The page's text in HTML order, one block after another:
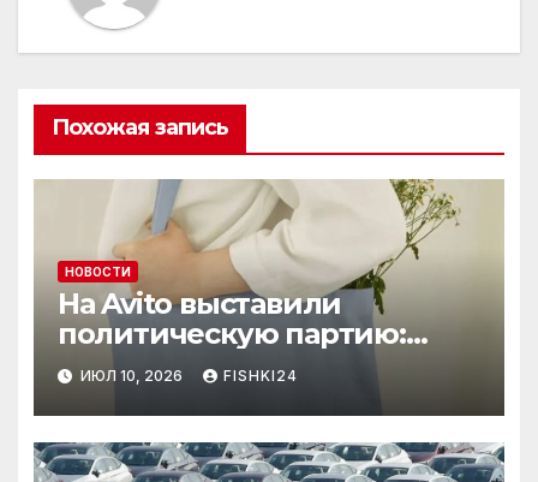
Похожая запись
НОВОСТИ
На Avito выставили
политическую партию:
необычный лот привлёк
внимание
ИЮЛ 10, 2026 FISHKI24